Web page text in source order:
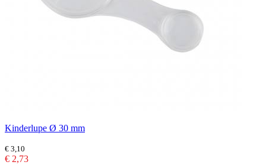
Kinderlupe Ø 30 mm
€ 3,10
€ 2,73